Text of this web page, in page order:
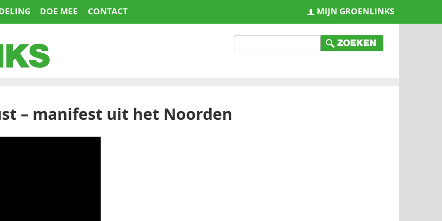
DOE MEE CONTACT MIJN GROENLINKS
– manifest uit het Noorden